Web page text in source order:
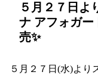
５月２７日よ
ナ アフォガ
売✨
５月２７日(水)より